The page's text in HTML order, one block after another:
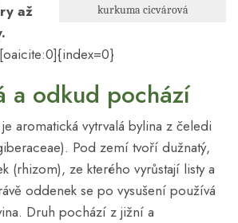
kurkuma cicvárová
až
a odkud pochází
je aromatická vytrvalá bylina z čeledi
Pod zemí tvoří dužnatý,
(rhizom), ze kterého vyrůstají listy a
oddenek se po vysušení používá
Druh pochází z jižní a